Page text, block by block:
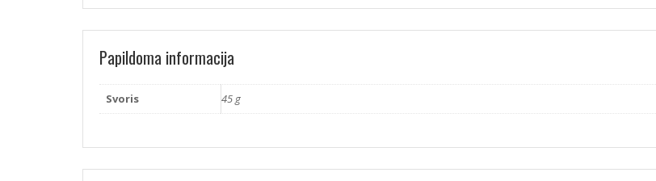
Papildoma informacija
Svoris 45 g